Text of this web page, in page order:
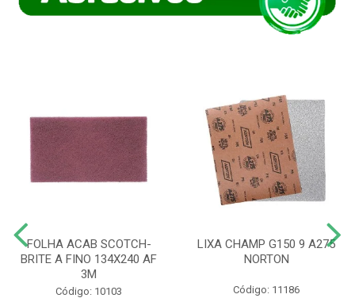
FOLHA ACAB SCOTCH-
BRITE A FINO 134X240 AF
3M
Código: 10103
LIXA CHAMP G150 9 A275
NORTON
Código: 11186